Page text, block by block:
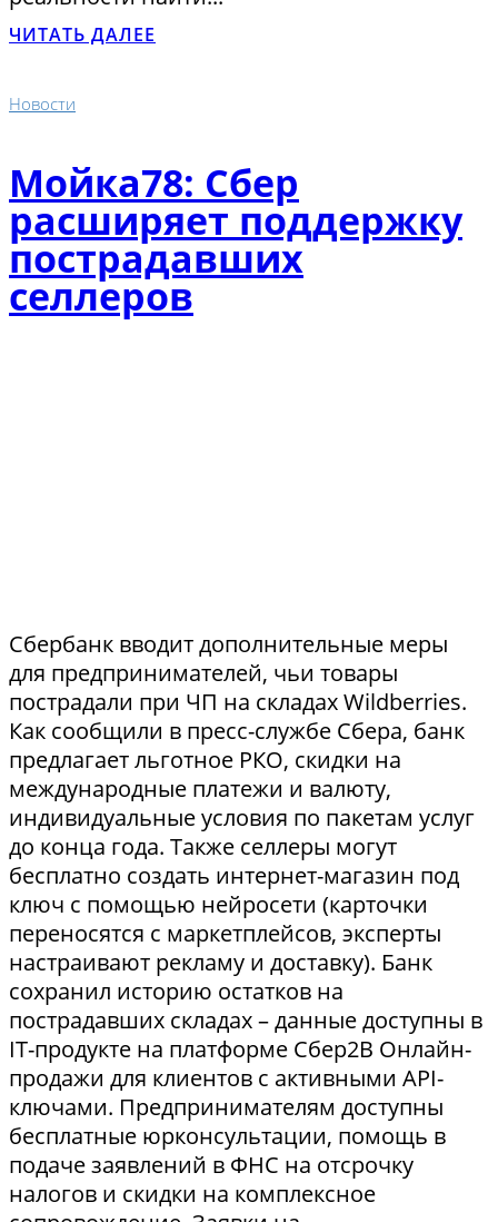
ЧИТАТЬ ДАЛЕЕ
Новости
Мойка78: Сбер
расширяет поддержку
пострадавших
селлеров
Сбербанк вводит дополнительные меры
для предпринимателей, чьи товары
пострадали при ЧП на складах Wildberries.
Как сообщили в пресс-службе Сбера, банк
предлагает льготное РКО, скидки на
международные платежи и валюту,
индивидуальные условия по пакетам услуг
до конца года. Также селлеры могут
бесплатно создать интернет-магазин под
ключ с помощью нейросети (карточки
переносятся с маркетплейсов, эксперты
настраивают рекламу и доставку). Банк
сохранил историю остатков на
пострадавших складах – данные доступны в
IT-продукте на платформе Сбер2В Онлайн-
продажи для клиентов с активными API-
ключами. Предпринимателям доступны
бесплатные юрконсультации, помощь в
подаче заявлений в ФНС на отсрочку
налогов и скидки на комплексное